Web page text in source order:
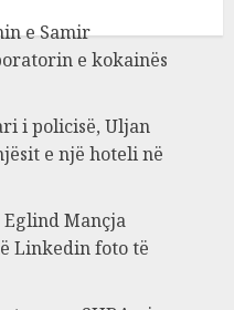
e Samir
e kokainës
i policisë, Uljan
e një hoteli në
Mançja
Linkedin foto të